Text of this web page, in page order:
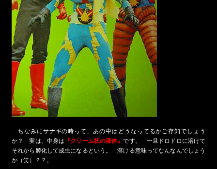
ちなみにサナギの時って、あの中はどうなってるかご存知でしょう
か？ 実は、中身は 『クリーム状の液体』です。 一旦ドロドロに溶けて
それから孵化して成虫になるという。 溶ける意味ってなんなんでしょう
か（笑）？？。